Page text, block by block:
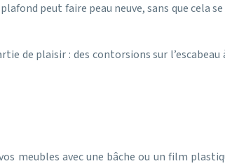
peut faire peau neuve, sans que cela se
de plaisir : des contorsions sur
meubles avec une bâche ou un film